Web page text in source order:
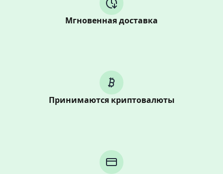
Мгновенная доставка
Принимаются криптовалюты
You purchase Stars via the official